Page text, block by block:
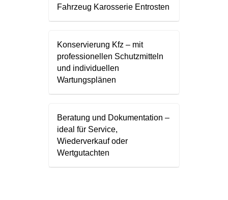
Fahrzeug Karosserie Entrosten
Konservierung Kfz – mit
professionellen Schutzmitteln
und individuellen
Wartungsplänen
Beratung und Dokumentation –
ideal für Service,
Wiederverkauf oder
Wertgutachten